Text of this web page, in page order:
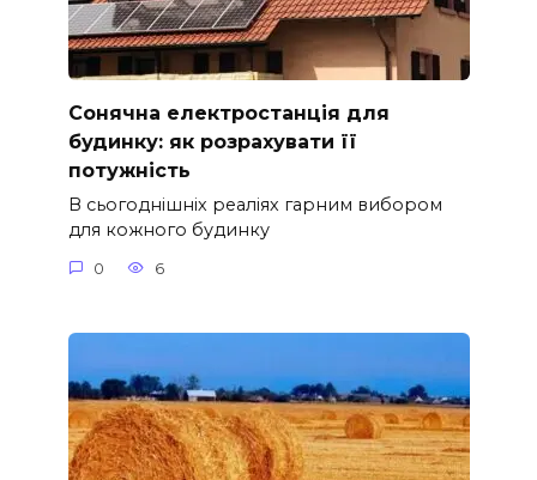
Сонячна електростанція для
будинку: як розрахувати її
потужність
В сьогоднішніх реаліях гарним вибором
для кожного будинку
0 6